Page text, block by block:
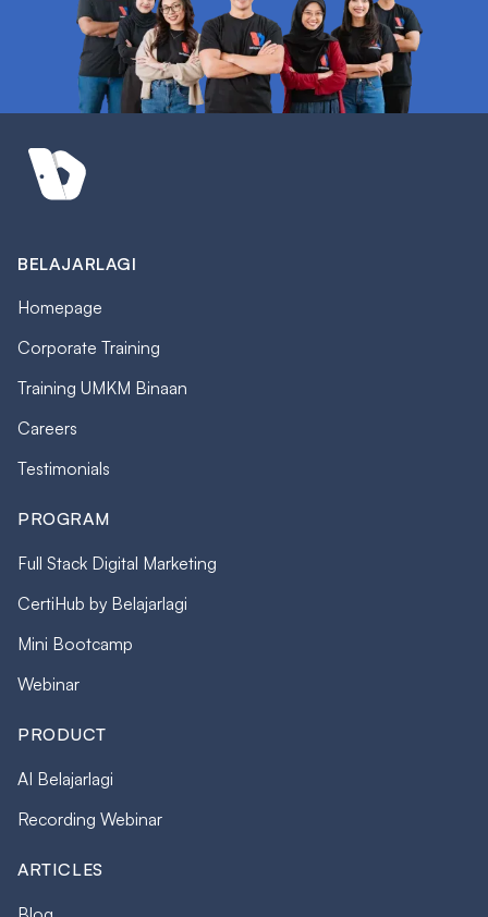
BELAJARLAGI
Homepage
Corporate Training
Training UMKM Binaan
Careers
Testimonials
PROGRAM
Full Stack Digital Marketing
CertiHub by Belajarlagi
Mini Bootcamp
Webinar
PRODUCT
AI Belajarlagi
Recording Webinar
ARTICLES